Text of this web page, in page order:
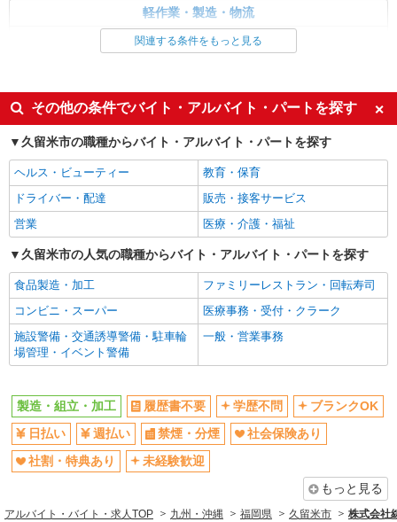
UTエージェント株式会社 AGT西日本第二CU AGT久留米エリア CS北
機械組立
福岡県久留米市 勤務詳細：久留米市 通勤方
法：徒歩/車/自転車/バス/電車/バイク 最寄り駅：
北野駅から車4分 ※構内の（無料）駐車場利用OK
キープ 詳細を見る
正社員 職業紹介
株式会社リオン
アルミサッシの製造スタッフ
月給245,000円〜280,000円（経験・能力によ
る）
福岡県久留米市
キープ 詳細を見る
株式会社ＭＯＤＥ
組立・軽作業スタッフ
時給1500円〜1875円 月収例31万円 / 残業20h /
深夜50h / 休出8h 一般物件、レオパレス→住み込
みでお仕事可能★☆ 綺麗な1R、1Kをご用意☆
福岡県久留米市
キープ 詳細を見る
軽作業・製造・物流
日払い
社会保険あり
未経験歓迎
交通費支給
社宅・寮あり
関連する条件をもっと見る
その他の条件でバイト・アルバイト・パートを探す
久留米市の職種からバイト・アルバイト・パートを探す
ヘルス・ビューティー
教育・保育
ドライバー・配達
販売・接客サービス
営業
医療・介護・福祉
久留米市の人気の職種からバイト・アルバイト・パートを探す
食品製造・加工
ファミリーレストラン・回転寿司
コンビニ・スーパー
医療事務・受付・クラーク
施設警備・交通誘導警備・駐車輪
場管理・イベント警備
一般・営業事務
製造・組立・加工 履歴書不要 学歴不問
ブランクOK
日払い
週払い 禁煙・分煙
社会保険あり
社割・特典あり
未経験歓迎
もっと見る
アルバイト・バイト・求人TOP 九州・沖縄 福岡県 久留米市 株式会社